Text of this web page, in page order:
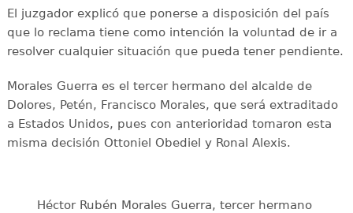
El juzgador explicó que ponerse a disposición del país
que lo reclama tiene como intención la voluntad de ir a
resolver cualquier situación que pueda tener pendiente.
Morales Guerra es el tercer hermano del alcalde de
Dolores, Petén, Francisco Morales, que será extraditado
a Estados Unidos, pues con anterioridad tomaron esta
misma decisión Ottoniel Obediel y Ronal Alexis.
Héctor Rubén Morales Guerra, tercer hermano